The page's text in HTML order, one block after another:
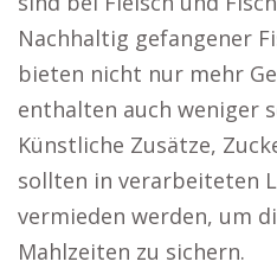
Nachhaltig gefangener
bieten nicht nur mehr
enthalten auch weniger
Künstliche Zusätze,
sollten in verarbeiteten
vermieden werden, um
Mahlzeiten zu sichern.